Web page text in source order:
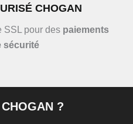
CHOGAN
SSL pour des paiements
sécurité
?